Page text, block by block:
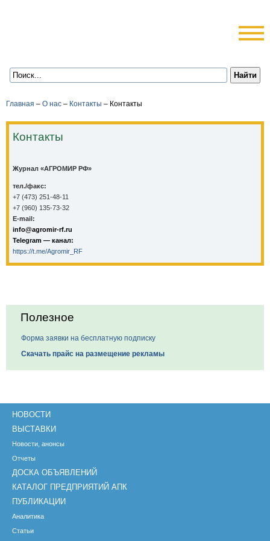
Главная – О нас – Контакты – Контакты
Контакты
Журнал «АГРОМИР РФ»
тел./факс:
+7 (473) 251-48-11
+7 (960) 135-73-32
E-mail:
info@agromir-rf.ru
Telegram — канал:
https://t.me/Agromir_RF
Полезное
Форма заявки на бесплатную подписку
Скачать прайс на размещение рекламы
НОВОСТИ
ВЫСТАВКИ
Новости, анонсы
Отчеты
ДОСКА ОБЪЯВЛЕНИЙ
КАТАЛОГ ПРЕДПРИЯТИЙ АПК
ПУБЛИКАЦИИ
Аналитика
Статьи